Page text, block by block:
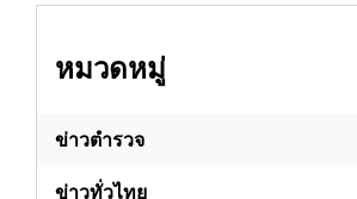
หมวดหมู่
ข่าวตำรวจ
ข่าวทั่วไทย